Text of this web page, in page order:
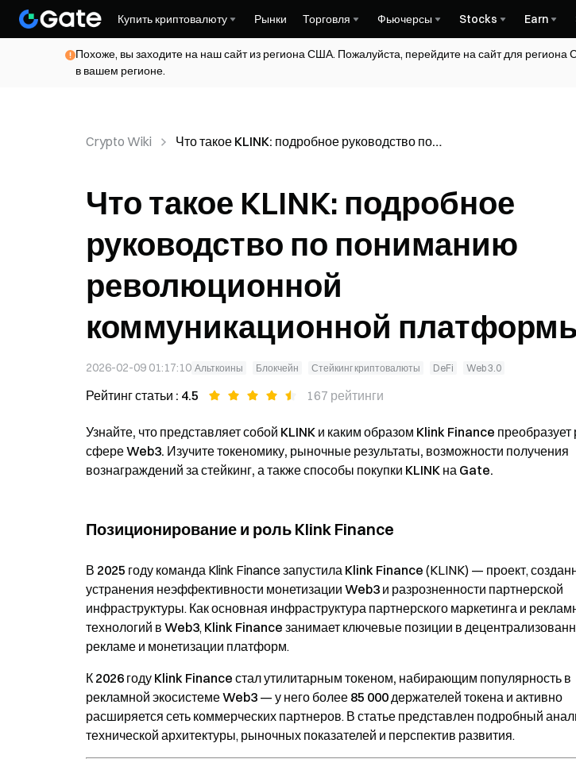
Купить криптовалюту Рынки Торговля Фьючерсы Stocks Earn
Похоже, вы заходите на наш сайт из региона США. Пожалуйста, перейдите на сайт для
в вашем регионе.
Crypto Wiki
Что такое KLINK: подробное руководство по
Что такое KLINK: подробное
руководство по пониманию
революционной
коммуникационной
2026-02-09 01:17:10 Альткоины Блокчейн Стейкинг криптовалюты DeFi Web 3.0
Рейтинг статьи : 4.5 167 рейтинги
Узнайте, что представляет собой KLINK и каким образом Klink Finance преобразует
сфере Web3. Изучите токеномику, рыночные результаты, возможности получения
вознаграждений за стейкинг, а также способы покупки KLINK на Gate.
Позиционирование и роль Klink Finance
В 2025 году команда Klink Finance запустила Klink Finance (KLINK) — проект,
устранения неэффективности монетизации Web3 и разрозненности партнерской
инфраструктуры. Какосновная инфраструктура партнерского маркетинга и
технологий в Web3, Klink Finance занимает ключевые позиции в
рекламе и монетизации платформ.
К 2026 году Klink Finance сталутилитарным токеном, набирающим популярность в
рекламной экосистеме Web3 — у него более 85 000 держателей токена и активно
расширяется сеть коммерческих партнеров. В статье представлен подробный
технической архитектуры, рыночных показателей и перспектив развития.